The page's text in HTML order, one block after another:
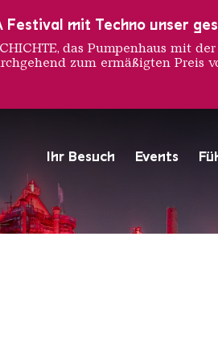
Ihr Besuch Events
Hochofengruppe in Rot
Copyright: Weltkulturerbe
Festival mit Techno unser
das Pumpenhaus mit
zum ermäßigten Preis